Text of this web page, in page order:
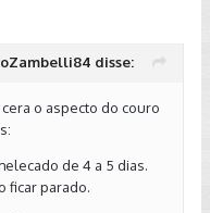
disse:
o aspecto do couro
de 4 a 5 dias.
ficar parado.